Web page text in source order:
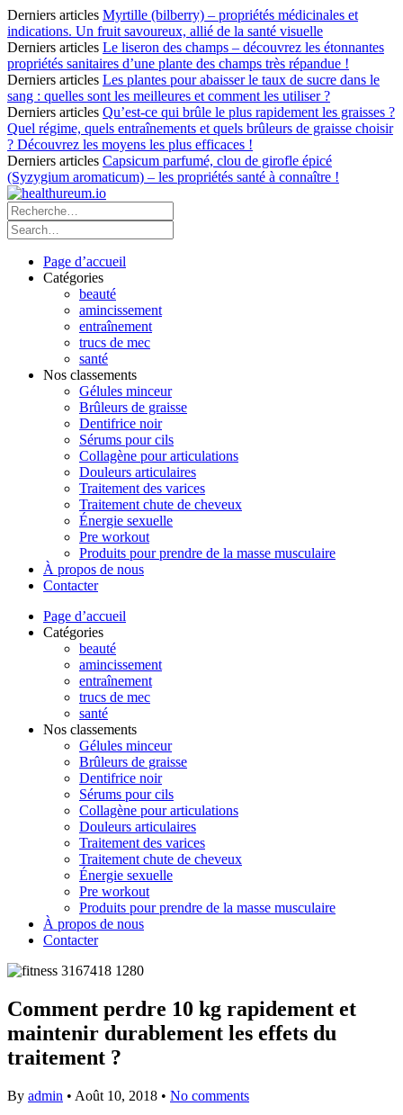
Derniers articles Myrtille (bilberry) – propriétés médicinales et
indications. Un fruit savoureux, allié de la santé visuelle
Derniers articles Le liseron des champs – découvrez les étonnantes
propriétés sanitaires d’une plante des champs très répandue !
Derniers articles Les plantes pour abaisser le taux de sucre dans le
sang : quelles sont les meilleures et comment les utiliser ?
Derniers articles Qu’est-ce qui brûle le plus rapidement les graisses ?
Quel régime, quels entraînements et quels brûleurs de graisse choisir
? Découvrez les moyens les plus efficaces !
Derniers articles Capsicum parfumé, clou de girofle épicé
(Syzygium aromaticum) – les propriétés santé à connaître !
Page d’accueil
Catégories
beauté
amincissement
entraînement
trucs de mec
santé
Nos classements
Gélules minceur
Brûleurs de graisse
Dentifrice noir
Sérums pour cils
Collagène pour articulations
Douleurs articulaires
Traitement des varices
Traitement chute de cheveux
Énergie sexuelle
Pre workout
Produits pour prendre de la masse musculaire
À propos de nous
Contacter
Page d’accueil
Catégories
beauté
amincissement
entraînement
trucs de mec
santé
Nos classements
Gélules minceur
Brûleurs de graisse
Dentifrice noir
Sérums pour cils
Collagène pour articulations
Douleurs articulaires
Traitement des varices
Traitement chute de cheveux
Énergie sexuelle
Pre workout
Produits pour prendre de la masse musculaire
À propos de nous
Contacter
Comment perdre 10 kg rapidement et
maintenir durablement les effets du
traitement ?
By admin • Août 10, 2018 • No comments